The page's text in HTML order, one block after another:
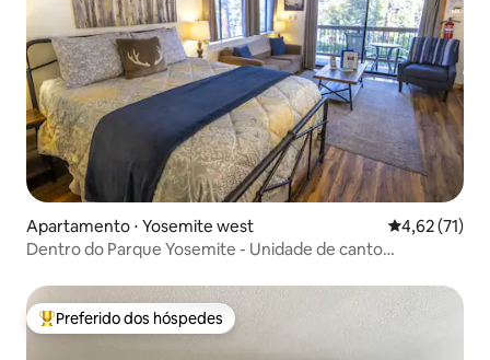
Apartamento ⋅ Yosemite west 4,62 de uma
4,62 (71)
Dentro do Parque Yosemite - Unidade de canto
Entre os melhores preferidos dos hóspedes
Preferido dos hóspedes